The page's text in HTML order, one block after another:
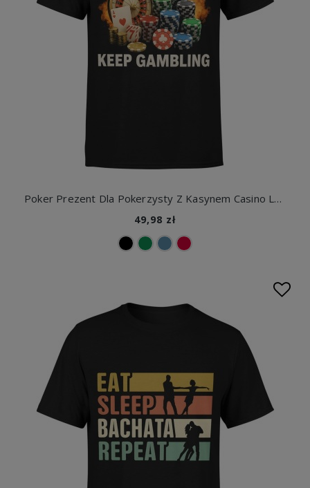
Poker Prezent Dla Pokerzysty Z Kasynem Casino Las Vegas Męska koszulka
49,98 zł